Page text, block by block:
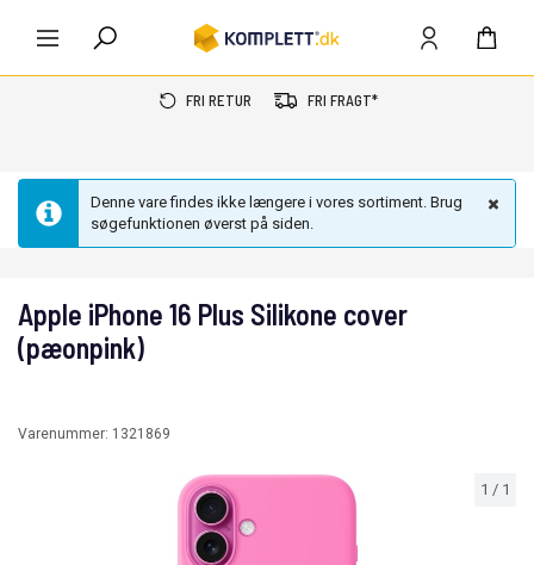
FRI RETUR FRI FRAGT*
Denne vare findes ikke længere i vores sortiment. Brug
søgefunktionen øverst på siden.
1 / 1
Apple iPhone 16 Plus Silikone cover
(pæonpink)
Varenummer: 1321869